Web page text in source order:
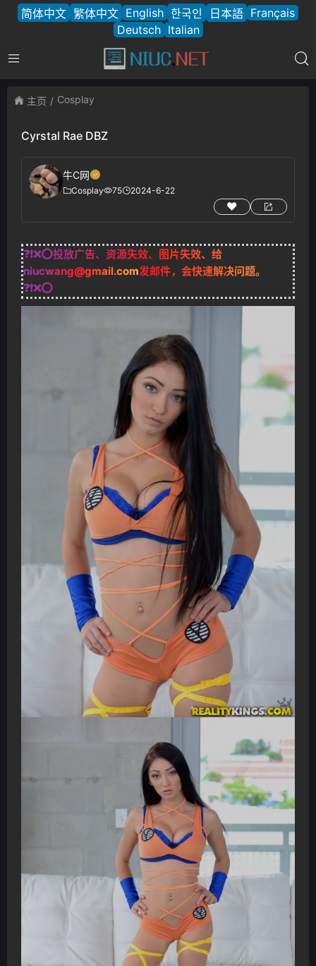
简体中文 繁体中文 English 한국인 日本語 Français
Deutsch Italian
主页 Cosplay
Cyrstal Rae DBZ
牛C网
Cosplay 75 2024-6-22
❓❗❌⭕投放广告、资源失效、图片失效、给
niucwang@gmail.com发邮件，会快速解决问题。
❓❗❌⭕